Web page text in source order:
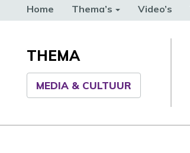
Home Thema’s Video’s
TERUG NAAR TOEN
THEMA
MEDIA & CULTUUR